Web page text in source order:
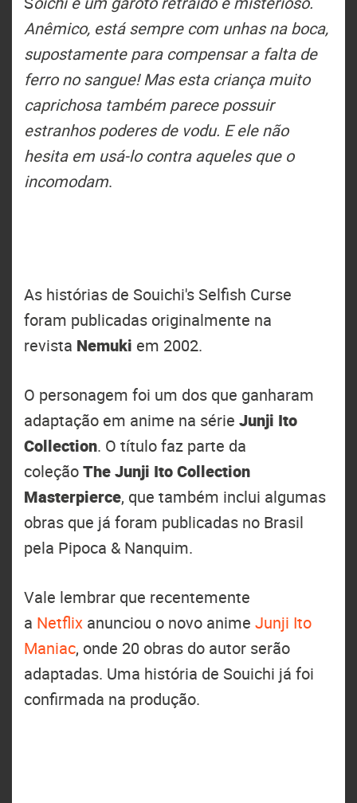
Anêmico, está sempre com unhas na boca,
supostamente para compensar a falta de
ferro no sangue! Mas esta criança muito
caprichosa também parece possuir
estranhos poderes de vodu. E ele não
hesita em usá-lo contra aqueles que o
incomodam.
As histórias de Souichi's Selfish Curse
foram publicadas originalmente na
revista Nemuki em 2002.
O personagem foi um dos que ganharam
adaptação em anime na série Junji Ito
Collection. O título faz parte da
coleçãoThe Junji Ito Collection
Masterpierce, que também inclui algumas
obras que já foram publicadas no Brasil
pela Pipoca & Nanquim.
Vale lembrar que recentemente
a Netflix anunciou o novo anime Junji Ito
Maniac, onde 20 obras do autor serão
adaptadas. Uma história de Souichi já foi
confirmada na produção.